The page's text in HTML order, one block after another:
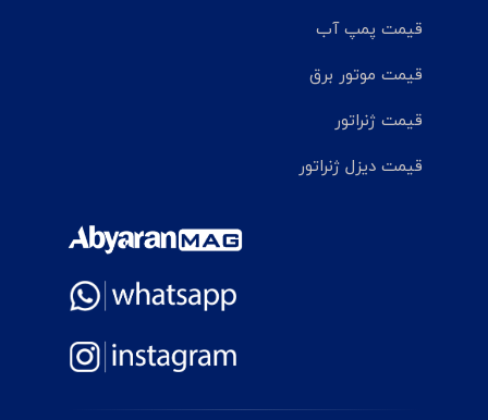
قیمت پمپ آب
قیمت موتور برق
قیمت ژنراتور
قیمت دیزل ژنراتور